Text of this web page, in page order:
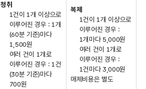
청취
1건이 1개 이상으로
이루어진 경우 : 1개
(60분 기준)마다
1,500원
여러 건이 1개로
이루어진 경우 : 1건
(30분 기준)마다
700원
복제
1건이 1개 이상으로
이루어진 경우 :
1개마다 5,000원
여러 건이 1개로
이루어진 경우 :
1건마다 3,000원
매체비용은 별도